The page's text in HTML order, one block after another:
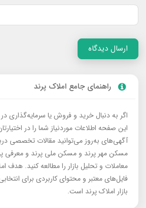
ارسال دیدگاه
راهنمای جامع املاک پرند
اگر به دنبال خرید و فروش یا سرمایه‌گذاری
این صفحه اطلاعات موردنیاز شما را در
آگهی‌های به‌روز می‌توانید مقالات تخصصی
مسکن مهر پرند و مسکن ملی پرند و معرفی
معاملات و تحلیل بازار را مطالعه کنید. هدف
فایل‌های معتبر و محتوای کاربردی برای
بازار املاک پرند است.